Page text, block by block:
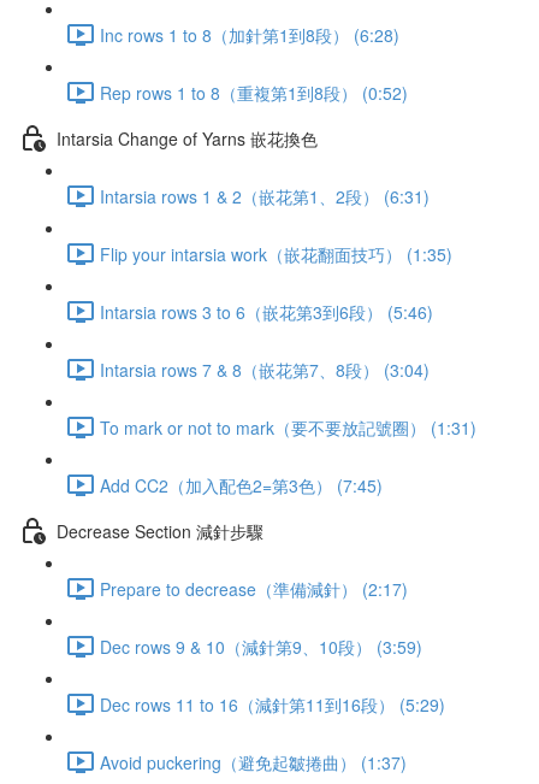
Inc rows 1 to 8（加針第1到8段） (6:28)
Rep rows 1 to 8（重複第1到8段） (0:52)
Intarsia Change of Yarns 嵌花換色
Intarsia rows 1 & 2（嵌花第1、2段） (6:31)
Flip your intarsia work（嵌花翻面技巧） (1:35)
Intarsia rows 3 to 6（嵌花第3到6段） (5:46)
Intarsia rows 7 & 8（嵌花第7、8段） (3:04)
To mark or not to mark（要不要放記號圈） (1:31)
Add CC2（加入配色2=第3色） (7:45)
Decrease Section 減針步驟
Prepare to decrease（準備減針） (2:17)
Dec rows 9 & 10（減針第9、10段） (3:59)
Dec rows 11 to 16（減針第11到16段） (5:29)
Avoid puckering（避免起皺捲曲） (1:37)